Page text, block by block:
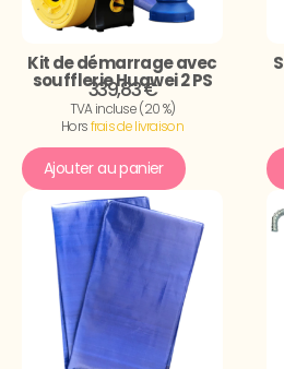
Kit de démarrage avec
soufflerie Huawei 2 PS
339,83 €
TVA incluse (20 %)
Horsfrais de livraison
Ajouter au panier